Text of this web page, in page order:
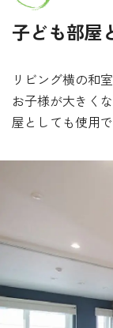
子ども部屋
リビング横の和
お子様が大きく
屋としても使用で